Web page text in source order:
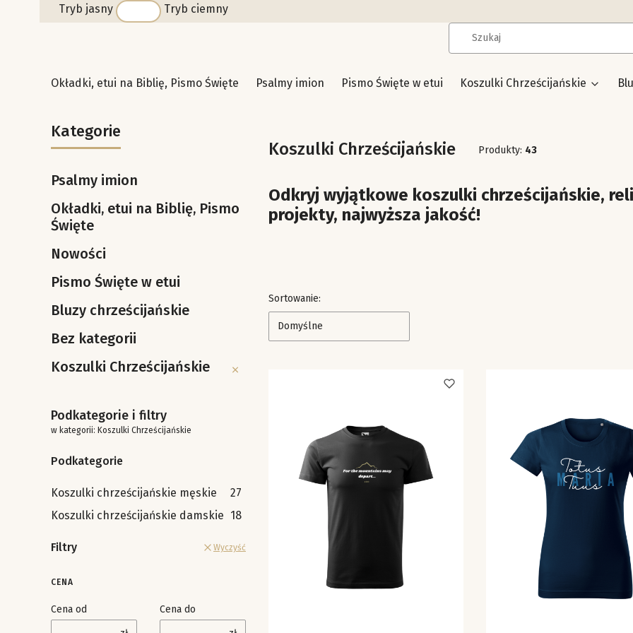
Tryb jasny Tryb ciemny
Okładki, etui na Biblię, Pismo Święte Psalmy imion Pismo Święte w etui Koszulki Chrześcijańskie
Kategorie
Psalmy imion
Okładki, etui na Biblię, Pismo
Święte
Nowości
Pismo Święte w etui
Bluzy chrześcijańskie
Bez kategorii
Koszulki Chrześcijańskie
Koszulki Chrześcijańskie
Podkategorie i filtry
w kategorii: Koszulki Chrześcijańskie
Podkategorie
Koszulki chrześcijańskie męskie
27
Koszulki chrześcijańskie damskie 18
Filtry Wyczyść
CENA
Cena od
Cena do
Koszulki Chrześcijańskie Produkty: 43
Odkryj wyjątkowe koszulki chrześcijańskie,
projekty, najwyższa jakość!
Lista produktów
Sortowanie:
Domyślne